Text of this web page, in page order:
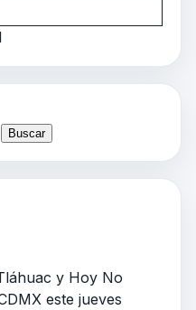
Buscar
y Hoy No
este jueves